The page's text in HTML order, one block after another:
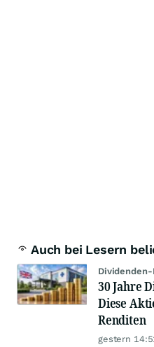
Auch bei Lesern
Dividenden-
30 Jahre
Diese
Renditen
gestern